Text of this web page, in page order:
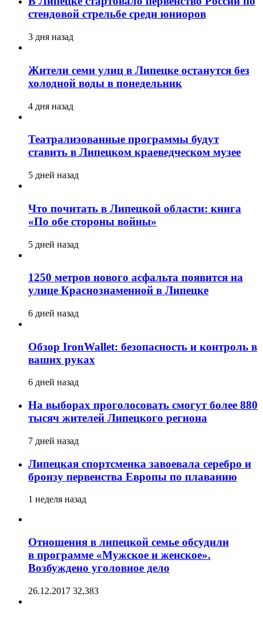
стендовой стрельбе среди юниоров
3 дня назад
Жители семи улиц в Липецке останутся без
холодной воды в понедельник
4 дня назад
Театрализованные программы будут
ставить в Липецком краеведческом музее
5 дней назад
Что почитать в Липецкой области: книга
«По обе стороны войны»
5 дней назад
1250 метров нового асфальта появится на
улице Краснознаменной в Липецке
6 дней назад
Обзор IronWallet: безопасность и контроль в
ваших руках
6 дней назад
На выборах проголосовать смогут более 880
тысяч жителей Липецкого региона
7 дней назад
Липецкая спортсменка завоевала серебро и
бронзу первенства Европы по плаванию
1 неделя назад
Отношения в липецкой семье обсудили
в программе «Мужское и женское».
Возбуждено уголовное дело
26.12.2017 32,383